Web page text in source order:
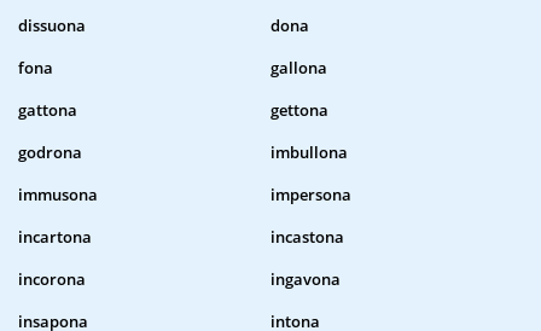
dissuona
dona
fona
gallona
gattona
gettona
godrona
imbullona
immusona
impersona
incartona
incastona
incorona
ingavona
insapona
intona